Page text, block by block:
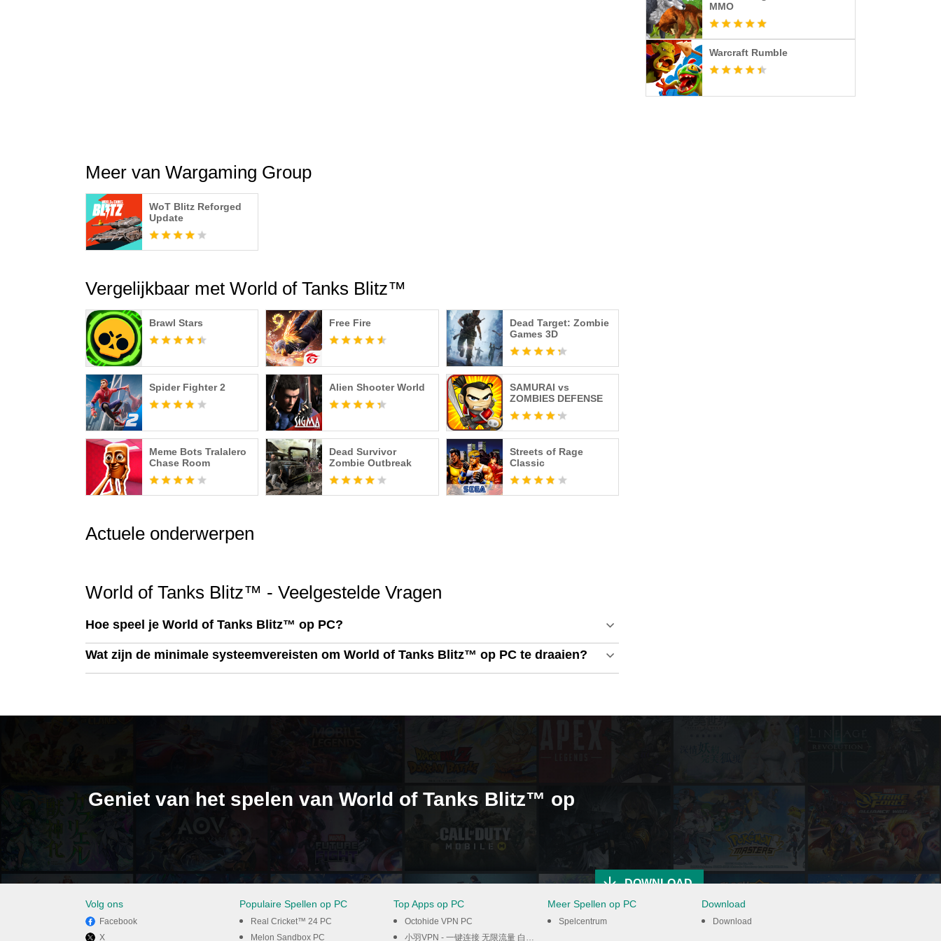
Meer van Wargaming Group
WoT Blitz Reforged
Update
Vergelijkbaar met World of Tanks Blitz™
Brawl Stars Free Fire
Dead Target: Zombie
Games 3D
Spider Fighter 2 Alien Shooter World
SAMURAI vs
ZOMBIES DEFENSE
Meme Bots Tralalero
Chase Room
Dead Survivor
Zombie Outbreak
Streets of Rage
Classic
Actuele onderwerpen
World of Tanks Blitz™ - Veelgestelde Vragen
Hoe speel je World of Tanks Blitz™ op PC?
Wat zijn de minimale systeemvereisten om World of Tanks Blitz™ op PC te draaien?
MMO
Warcraft Rumble
Geniet van het spelen van World of Tanks Blitz™ op
DOWNLOAD
Volg ons
Facebook
X
Populaire Spellen op PC
Real Cricket™ 24 PC
Melon Sandbox PC
Top Apps op PC
Octohide VPN PC
小羽VPN - 一键连接 无限流量 白嫖VPN PC
Meer Spellen op PC
Spelcentrum
Download
Download